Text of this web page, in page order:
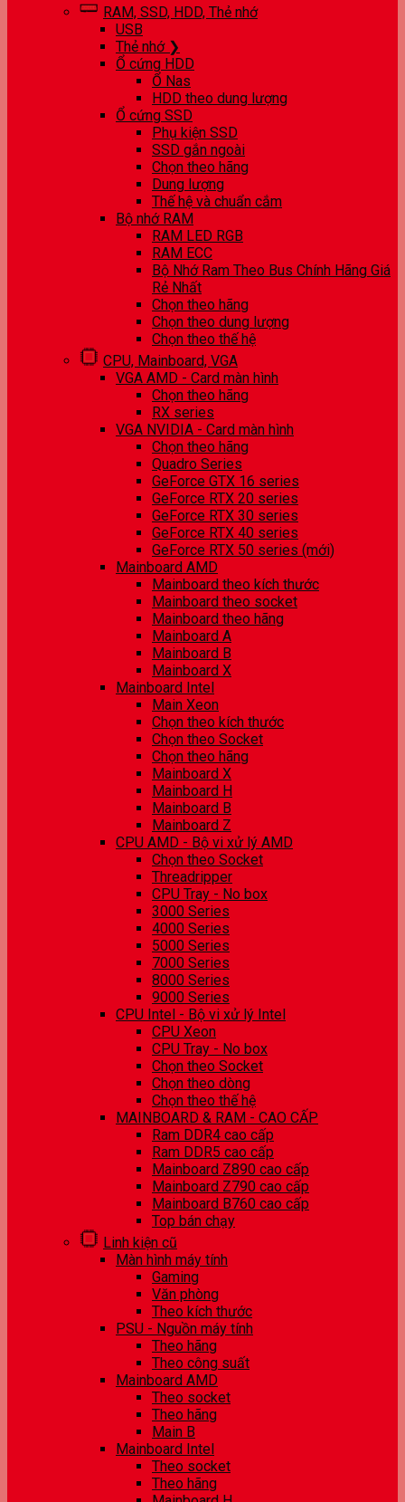
RAM, SSD, HDD, Thẻ nhớ
USB
Thẻ nhớ ❯
Ổ cứng HDD
Ổ Nas
HDD theo dung lượng
Ổ cứng SSD
Phụ kiện SSD
SSD gắn ngoài
Chọn theo hãng
Dung lượng
Thế hệ và chuẩn cắm
Bộ nhớ RAM
RAM LED RGB
RAM ECC
Bộ Nhớ Ram Theo Bus Chính Hãng Giá
Rẻ Nhất
Chọn theo hãng
Chọn theo dung lượng
Chọn theo thế hệ
CPU, Mainboard, VGA
VGA AMD - Card màn hình
Chọn theo hãng
RX series
VGA NVIDIA - Card màn hình
Chọn theo hãng
Quadro Series
GeForce GTX 16 series
GeForce RTX 20 series
GeForce RTX 30 series
GeForce RTX 40 series
GeForce RTX 50 series (mới)
Mainboard AMD
Mainboard theo kích thước
Mainboard theo socket
Mainboard theo hãng
Mainboard A
Mainboard B
Mainboard X
Mainboard Intel
Main Xeon
Chọn theo kích thước
Chọn theo Socket
Chọn theo hãng
Mainboard X
Mainboard H
Mainboard B
Mainboard Z
CPU AMD - Bộ vi xử lý AMD
Chọn theo Socket
Threadripper
CPU Tray - No box
3000 Series
4000 Series
5000 Series
7000 Series
8000 Series
9000 Series
CPU Intel - Bộ vi xử lý Intel
CPU Xeon
CPU Tray - No box
Chọn theo Socket
Chọn theo dòng
Chọn theo thế hệ
MAINBOARD & RAM - CAO CẤP
Ram DDR4 cao cấp
Ram DDR5 cao cấp
Mainboard Z890 cao cấp
Mainboard Z790 cao cấp
Mainboard B760 cao cấp
Top bán chạy
Linh kiện cũ
Màn hình máy tính
Gaming
Văn phòng
Theo kích thước
PSU - Nguồn máy tính
Theo hãng
Theo công suất
Mainboard AMD
Theo socket
Theo hãng
Main B
Mainboard Intel
Theo socket
Theo hãng